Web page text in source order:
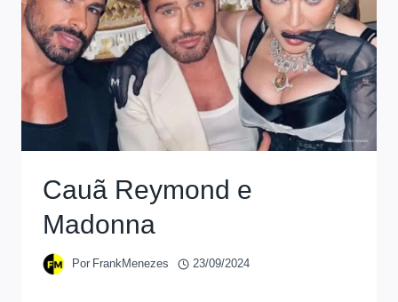
Cauã Reymond e
Madonna
Por FrankMenezes 23/09/2024